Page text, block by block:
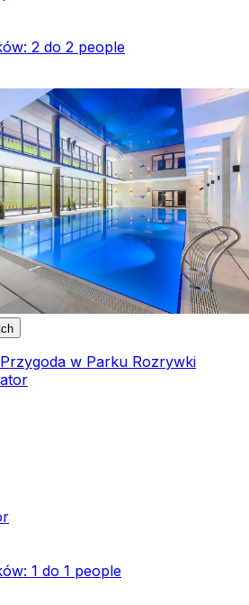
2 do 2 people
w Parku Rozrywki
1 do 1 people